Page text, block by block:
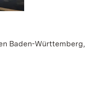
Baden-Württemberg,